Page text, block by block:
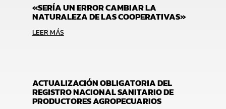
«SERÍA UN ERROR CAMBIAR LA
NATURALEZA DE LAS COOPERATIVAS»
LEER MÁS
ACTUALIZACIÓN OBLIGATORIA DEL
REGISTRO NACIONAL SANITARIO DE
PRODUCTORES AGROPECUARIOS